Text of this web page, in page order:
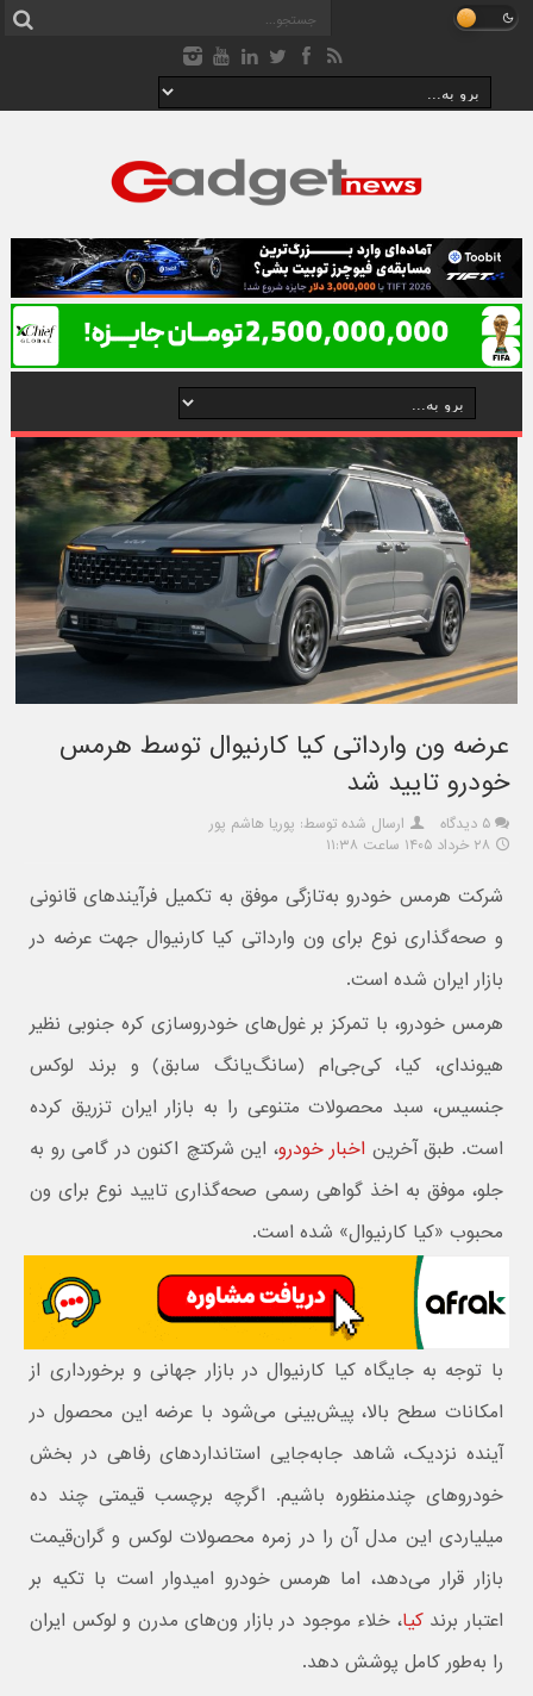
عرضه ون وارداتی کیا کارنیوال توسط هرمس
خودرو تایید شد
۵ دیدگاه
ارسال شده توسط: پوریا هاشم پور
۲۸ خرداد ۱۴۰۵ ساعت ۱۱:۳۸
شرکت هرمس خودرو به‌تازگی موفق به تکمیل فرآیندهای قانونی
و صحه‌گذاری نوع برای ون وارداتی کیا کارنیوال جهت عرضه در
بازار ایران شده است.
هرمس خودرو، با تمرکز بر غول‌های خودروسازی کره جنوبی نظیر
هیوندای، کیا، کی‌جی‌ام (سانگ‌یانگ سابق) و برند لوکس
جنسیس، سبد محصولات متنوعی را به بازار ایران تزریق کرده
است. طبق آخرین اخبار خودرو، این شرکتچ اکنون در گامی رو به
جلو، موفق به اخذ گواهی رسمی صحه‌گذاری تایید نوع برای ون
محبوب «کیا کارنیوال» شده است.
با توجه به جایگاه کیا کارنیوال در بازار جهانی و برخورداری از
امکانات سطح بالا، پیش‌بینی می‌شود با عرضه این محصول در
آینده نزدیک، شاهد جابه‌جایی استانداردهای رفاهی در بخش
خودروهای چندمنظوره باشیم. اگرچه برچسب قیمتی چند ده
میلیاردی این مدل آن را در زمره محصولات لوکس و گران‌قیمت
بازار قرار می‌دهد، اما هرمس خودرو امیدوار است با تکیه بر
اعتبار برندکیا، خلاء موجود در بازار ون‌های مدرن و لوکس ایران
را به‌طور کامل پوشش دهد.